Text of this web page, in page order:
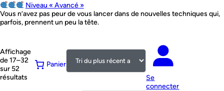
Niveau « Avancé »
Vous n’avez pas peur de vous lancer dans de nouvelles techniques qui,
parfois, prennent un peu la tête.
Affichage
de 17–32
sur 52
résultats
Panier
Se
connecter